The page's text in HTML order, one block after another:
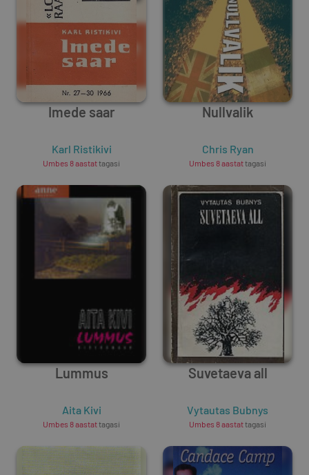
Imede saar
Karl Ristikivi
Umbes 8 aastattagasi
Nullvalik
Chris Ryan
Umbes 8 aastattagasi
Lummus
Aita Kivi
Umbes 8 aastattagasi
Suvetaeva all
Vytautas Bubnys
Umbes 8 aastattagasi